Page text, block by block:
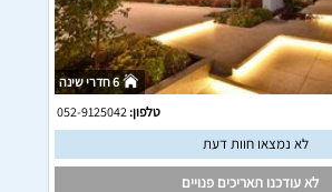
6 חדרי שינה
טלפון:
לא נמצאו חוות דעת
לא עודכנו תאריכים פנויים